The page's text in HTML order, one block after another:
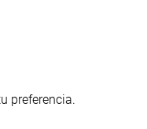
preferencia.